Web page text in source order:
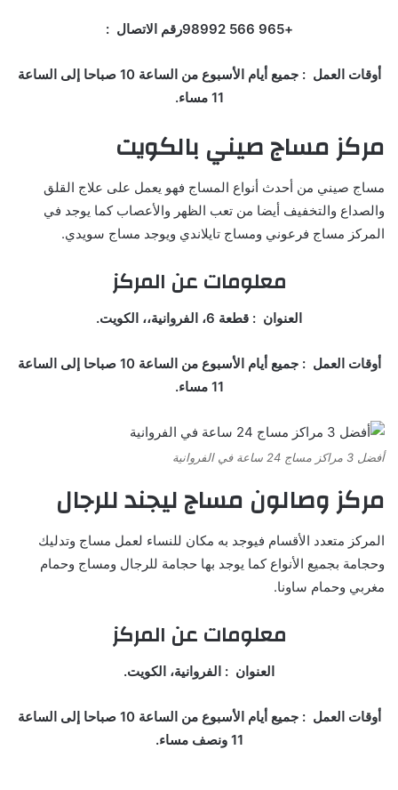
+965 566 98992رقم الاتصال :
أوقات العمل : جميع أيام الأسبوع من الساعة 10 صباحا إلى الساعة
11 مساء.
مركز مساج صيني بالكويت
مساج صيني من أحدث أنواع المساج فهو يعمل على علاج القلق
والصداع والتخفيف أيضا من تعب الظهر والأعصاب كما يوجد في
المركز مساج فرعوني ومساج تايلاندي ويوجد مساج سويدي.
معلومات عن المركز
العنوان : قطعة 6، الفروانية،، الكويت.
أوقات العمل : جميع أيام الأسبوع من الساعة 10 صباحا إلى الساعة
11 مساء.
أفضل 3 مراكز مساج 24 ساعة في الفروانية
مركز وصالون مساج ليجند للرجال
المركز متعدد الأقسام فيوجد به مكان للنساء لعمل مساج وتدليك
وحجامة بجميع الأنواع كما يوجد بها حجامة للرجال ومساج وحمام
مغربي وحمام ساونا.
معلومات عن المركز
العنوان : الفروانية، الكويت.
أوقات العمل : جميع أيام الأسبوع من الساعة 10 صباحا إلى الساعة
11 ونصف مساء.